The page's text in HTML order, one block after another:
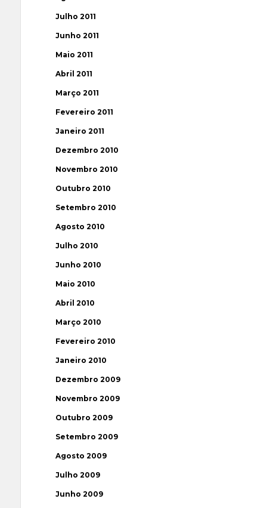
Julho 2011
Junho 2011
Maio 2011
Abril 2011
Março 2011
Fevereiro 2011
Janeiro 2011
Dezembro 2010
Novembro 2010
Outubro 2010
Setembro 2010
Agosto 2010
Julho 2010
Junho 2010
Maio 2010
Abril 2010
Março 2010
Fevereiro 2010
Janeiro 2010
Dezembro 2009
Novembro 2009
Outubro 2009
Setembro 2009
Agosto 2009
Julho 2009
Junho 2009